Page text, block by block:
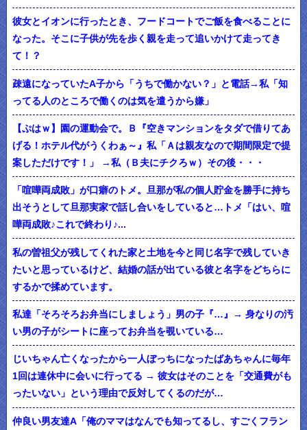
彼女とイオンに行ったとき、フードコートでご飯を食べることに
なった。そこに子供が先を歩く親を走って追いかけて走ってき
て！？
疎遠になっていたA子から「うちで働かない？」と電話→私「知
ってる人のところで働くのは気を遣うから嫌」
【ぷはｗ】園の運動会で。Ｂ『空きマンションをタダで借りてあ
げる！ホテル代がうくわぁ～』私「Ａは親友なので期間限定で提
案しただけです！」 →私（Ｂ夫にチクろｗ）その後・・・
「喧嘩両成敗」が口癖のトメ。旦那が私の個人貯金を勝手に持ち
出そうとして旦那実家で話し合いをしていると…トメ「はい、喧
嘩両成敗♪これで終わり♪...
私の曽祖父が残してくれた家と土地を今と同じ名字で残していき
たいと思っているけど、結婚の話が出ている彼と名字をどちらに
するかで揉めています。
私達「そろそろお弁当にしましょう」男の子『…』→ 身なりの汚
い男の子がシートに座ってお弁当を覗いている…
じいちゃん亡くなったから一人ぼっちになったばあちゃんに毎年
1回は連休中に会いに行ってる → 彼女はそのことを「交通費がも
ったいない」という理由で反対してくるのだが…
仲良い男友達A「俺のママはなんでも知ってるし、すごくフラン